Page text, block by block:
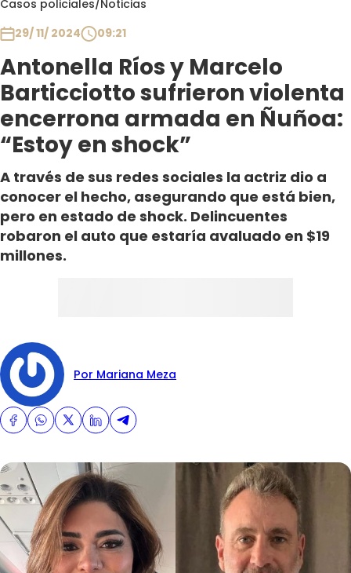
Casos policiales/Noticias
29/ 11/ 2024
09:21
Antonella Ríos y Marcelo
Barticciotto sufrieron violenta
encerrona armada en Ñuñoa:
“Estoy en shock”
A través de sus redes sociales la actriz dio a
conocer el hecho, asegurando que está bien,
pero en estado de shock. Delincuentes
robaron el auto que estaría avaluado en $19
millones.
Por Mariana Meza
Club De La Comedia
Contigo en Directo
Plan Perfecto
El Tiempo
Sabingo
Todos Los Programas